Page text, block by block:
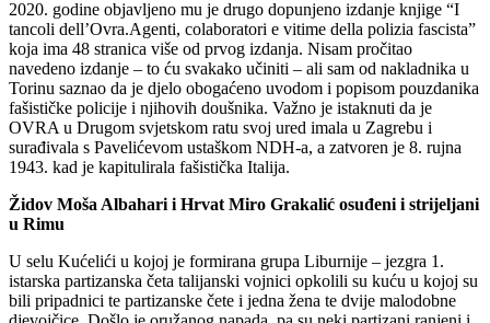
2020. godine objavljeno mu je drugo dopunjeno izdanje knjige “I
tancoli dell’Ovra.Agenti, colaboratori e vitime della polizia fascista”
koja ima 48 stranica više od prvog izdanja. Nisam pročitao
navedeno izdanje – to ću svakako učiniti – ali sam od nakladnika u
Torinu saznao da je djelo obogaćeno uvodom i popisom pouzdanika
fašističke policije i njihovih doušnika. Važno je istaknuti da je
OVRA u Drugom svjetskom ratu svoj ured imala u Zagrebu i
surađivala s Pavelićevom ustaškom NDH-a, a zatvoren je 8. rujna
1943. kad je kapitulirala fašistička Italija.
Židov Moša Albahari i Hrvat Miro Grakalić osuđeni i strijeljani
u Rimu
U selu Kućelići u kojoj je formirana grupa Liburnije – jezgra 1.
istarska partizanska četa talijanski vojnici opkolili su kuću u kojoj su
bili pripadnici te partizanske čete i jedna žena te dvije malodobne